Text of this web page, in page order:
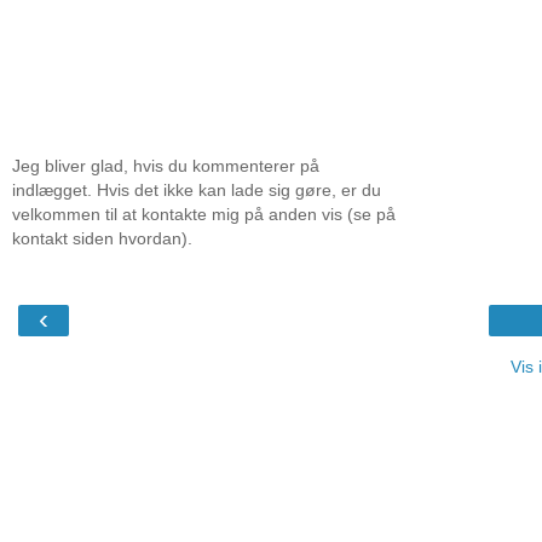
Jeg bliver glad, hvis du kommenterer på
indlægget. Hvis det ikke kan lade sig gøre, er du
velkommen til at kontakte mig på anden vis (se på
kontakt siden hvordan).
‹
Vis